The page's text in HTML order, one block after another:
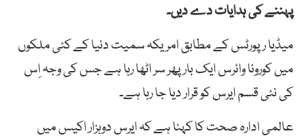
پہننے کی ہدایات دے دیں۔
میڈیا رپورٹس کے مطابق امریکہ سمیت دنیا کے کئی ملکوں
میں کورونا وائرس ایک بار پھر سر اٹھا رہا ہے جس کی وجہ اِس
کی نئی قسم ایرس کو قرار دیا جا رہا ہے۔
عالمی ادارہ صحت کا کہنا ہے کہ ایرس دوہزار اکیس میں